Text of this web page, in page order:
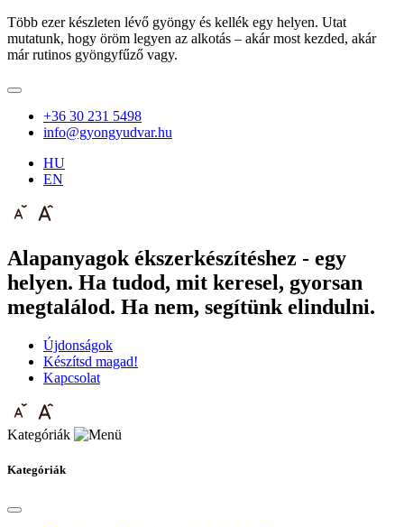
Több ezer készleten lévő gyöngy és kellék egy helyen. Utat
mutatunk, hogy öröm legyen az alkotás – akár most kezded, akár
már rutinos gyöngyfűző vagy.
+36 30 231 5498
info@gyongyudvar.hu
HU
EN
Alapanyagok ékszerkészítéshez - egy
helyen. Ha tudod, mit keresel, gyorsan
megtalálod. Ha nem, segítünk elindulni.
Újdonságok
Készítsd magad!
Kapcsolat
Kategóriák
Kategóriák